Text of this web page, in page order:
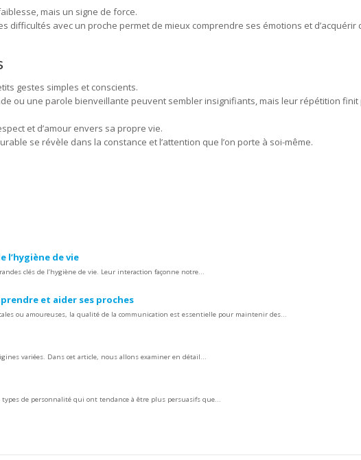
mais un signe de force.
difficultés avec un proche permet de mieux comprendre ses émotions et
gestes simples et conscients.
ou une parole bienveillante peuvent sembler insignifiants, mais leur répétition
et d’amour envers sa propre vie.
se révèle dans la constance et l’attention que l’on porte à soi-même.
l’hygiène de vie
clés de l’hygiène de vie. Leur interaction façonne notre...
et aider ses proches
ou amoureuses, la qualité de la communication est essentielle pour maintenir des...
variées. Dans cet article, nous allons examiner en détail...
de personnalité qui ont tendance à être plus persuasifs que...